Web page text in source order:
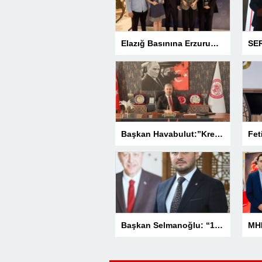
Elazığ Basınına Erzurum’da 3 Ödül
Başkan Havabulut:”Kredi Kartı Komisyonları Esnafın Kazancını Eritiyor”
Başkan Selmanoğlu: “15 Temmuz, Milletimizin Yazdığı En Büyük Demokrasi Destanlarından Biridir”